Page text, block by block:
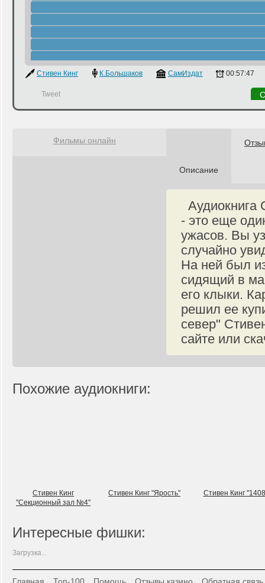
Стивен Кинг К.Большаков СамИздат 00:57:47
Tweet
Описание
Аудиокнига
- это еще
ужасов. Вы
случайно
На ней был
сидящий в
его клыки.
решил ее
север"
сайте или
Фильмы онлайн
Похожие аудиокниги:
Стивен Кинг
"Секционный зал №4"
Стивен Кинг "Ярость" Стивен Кинг
Интересные фишки:
Загрузка...